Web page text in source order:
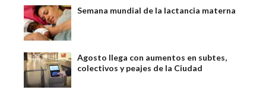
Semana mundial de la lactancia materna
Agosto llega con aumentos en subtes,
colectivos y peajes de la Ciudad